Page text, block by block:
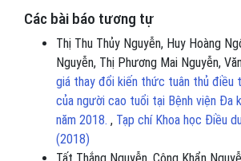
Các bài báo tương tự
Thị Thu Thủy Nguyễn, Huy Hoàng
Nguyễn, Thị Phương Mai Nguyễn,
giá thay đổi kiến thức tuân thủ điều
của người cao tuổi tại Bệnh viện Đa
năm 2018. , Tạp chí Khoa học Điều
(2018)